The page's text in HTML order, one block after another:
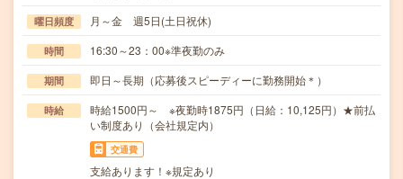
曜日頻度 月～金 週5日(土日祝休)
時間 16:30～23：00※準夜勤のみ
期間 即日～長期（応募後スピーディーに勤務開始＊）
時給
時給1500円～ ※夜勤時1875円（日給：10,125円）★前払
い制度あり（会社規定内）
交通費
支給あります！※規定あり